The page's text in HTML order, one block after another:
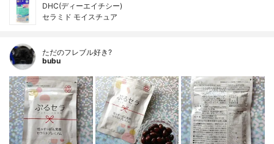
DHC(ディーエイチシー)
セラミド モイスチュア
ただのフレブル好き?
bubu